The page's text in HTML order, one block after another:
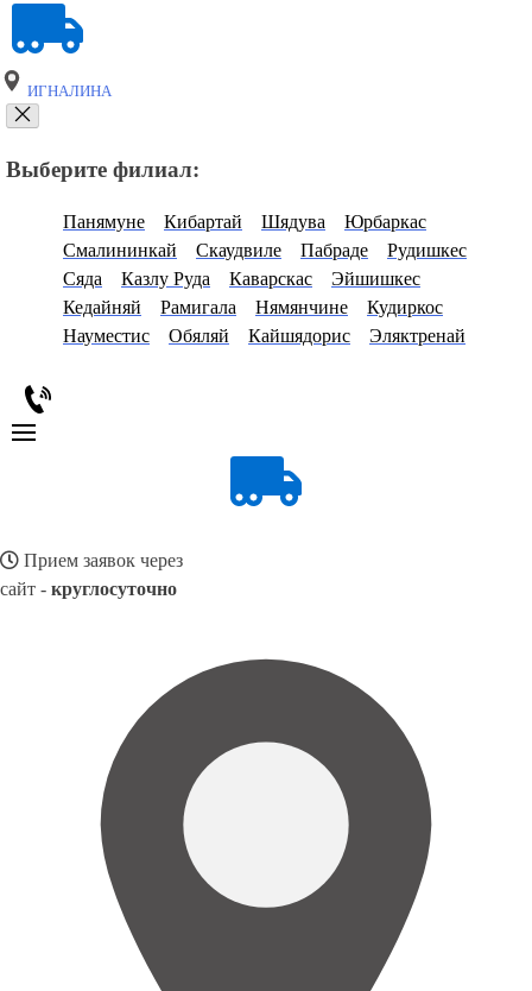
ИГНАЛИНА
Выберите филиал:
Панямуне Кибартай Шядува
Юрбаркас
Смалининкай
Скаудвиле Пабраде
Рудишкес
Сяда
Казлу Руда Каварскас
Эйшишкес
Кедайняй
Рамигала Нямянчине
Кудиркос
Науместис
Обяляй Кайшядорис Эляктренай
Прием заявок через
сайт - круглосуточно